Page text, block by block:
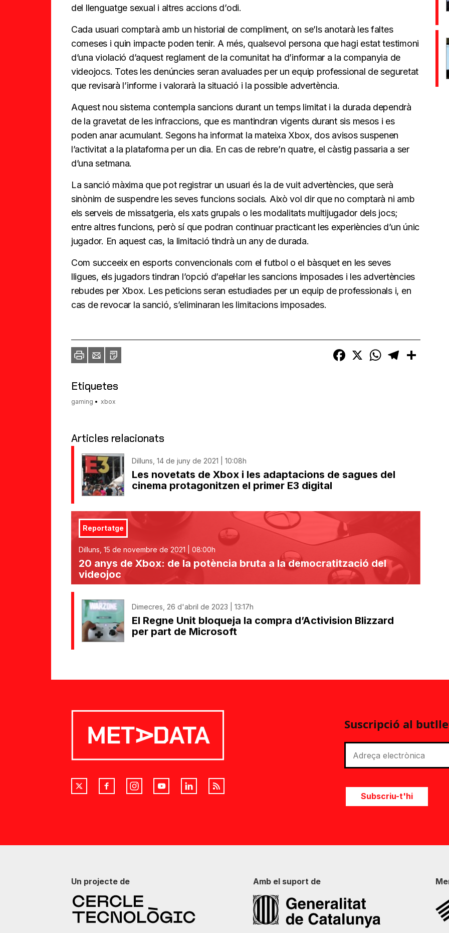
del llenguatge sexual i altres accions d’odi.
Cada usuari comptarà amb un historial de compliment, on se’ls anotarà les faltes
comeses i quin impacte poden tenir. A més, qualsevol persona que hagi estat testimoni
d’una violació d’aquest reglament de la comunitat ha d’informar a la companyia de
videojocs. Totes les denúncies seran avaluades per un equip professional de seguretat
que revisarà l’informe i valorarà la situació i la possible advertència.
Aquest nou sistema contempla sancions durant un temps limitat i la durada dependrà
de la gravetat de les infraccions, que es mantindran vigents durant sis mesos i es
poden anar acumulant. Segons ha informat la mateixa Xbox, dos avisos suspenen
l’activitat a la plataforma per un dia. En cas de rebre’n quatre, el càstig passaria a ser
d’una setmana.
La sanció màxima que pot registrar un usuari és la de vuit advertències, que serà
sinònim de suspendre les seves funcions socials. Això vol dir que no comptarà ni amb
els serveis de missatgeria, els xats grupals o les modalitats multijugador dels jocs;
entre altres funcions, però sí que podran continuar practicant les experiències d’un únic
jugador. En aquest cas, la limitació tindrà un any de durada.
Com succeeix en esports convencionals com el futbol o el bàsquet en les seves
lligues, els jugadors tindran l’opció d’apel·lar les sancions imposades i les advertències
rebudes per Xbox. Les peticions seran estudiades per un equip de professionals i, en
cas de revocar la sanció, s’eliminaran les limitacions imposades.
ImprimirEnvia
un
PDF Facebook
X WhatsAppTelegram
Etiquetes
gaming xbox
Articles relacionats
Dilluns, 14 de juny de 2021 | 10:08h
Les novetats de Xbox i les adaptacions de sagues del
cinema protagonitzen el primer E3 digital
Reportatge
Dilluns, 15 de novembre de 2021 | 08:00h
20 anys de Xbox: de la potència bruta a la democratització del
videojoc
Dimecres, 26 d'abril de 2023 | 13:17h
El Regne Unit bloqueja la compra d’Activision Blizzard
per part de Microsoft
Suscripció al
Subscriu-t'hi
Un projecte de Amb el suport de